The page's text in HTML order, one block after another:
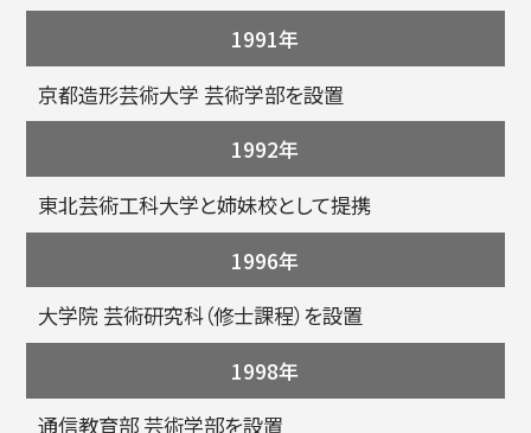
English
简体字 繁体字
1991年
京都造形芸術大学 芸術学部を設置
1992年
東北芸術工科大学と姉妹校として提携
1996年
大学院 芸術研究科（修士課程）を設置
1998年
通信教育部 芸術学部を設置